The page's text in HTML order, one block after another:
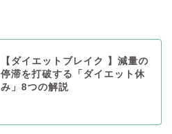
【ダイエットブレイク 】減量の
停滞を打破する「ダイエット休
み」8つの解説